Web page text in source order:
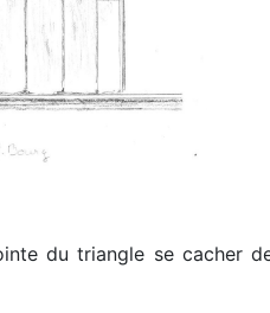
du triangle se cacher